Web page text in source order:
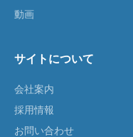
動画
サイトについて
会社案内
採用情報
お問い合わせ